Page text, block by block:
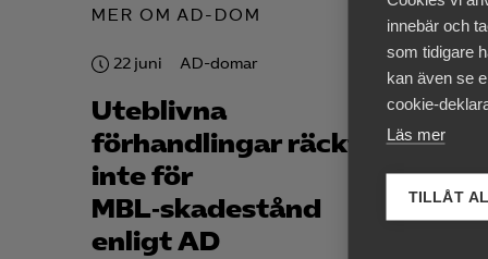
innebär och
som tidigare
kan även se
cookie-
Läs mer
TILLÅT
MER OM AD-DOM
22 juni AD-domar
Uteblivna
förhandlingar räckte
inte för
MBL‑skadestånd
enligt AD
22 juni